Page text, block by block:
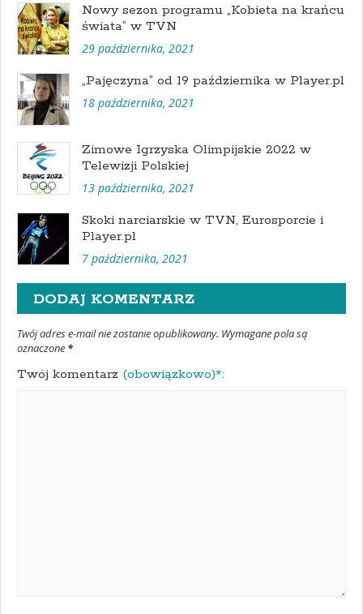
Nowy sezon programu „Kobieta na krańcu
świata” w TVN
29 października, 2021
„Pajęczyna” od 19 października w Player.pl
18 października, 2021
Zimowe Igrzyska Olimpijskie 2022 w
Telewizji Polskiej
13 października, 2021
Skoki narciarskie w TVN, Eurosporcie i
Player.pl
7 października, 2021
DODAJ KOMENTARZ
Twój adres e-mail nie zostanie opublikowany. Wymagane pola są
oznaczone *
Twój komentarz (obowiązkowo)*: